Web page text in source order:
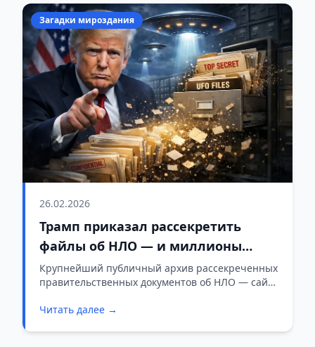
сторону Луны.
Загадки мироздания
26.02.2026
Трамп приказал рассекретить
файлы об НЛО — и миллионы
документов тут же исчезли из
архива
Крупнейший публичный архив рассекреченных
правительственных документов об НЛО — сайт
файлов.
Читать далее →